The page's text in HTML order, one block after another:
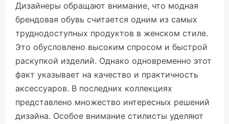
Дизайнеры обращают внимание, что модная
брендовая обувь считается одним из самых
труднодоступных продуктов в женском стиле.
Это обусловлено высоким спросом и быстрой
раскупкой изделий. Однако одновременно этот
факт указывает на качество и практичность
аксессуаров. В последних коллекциях
представлено множество интересных решений
дизайна. Особое внимание стилисты уделяют